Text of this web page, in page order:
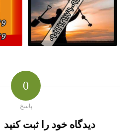
0
پاسخ
دیدگاه خود را ثبت کنید